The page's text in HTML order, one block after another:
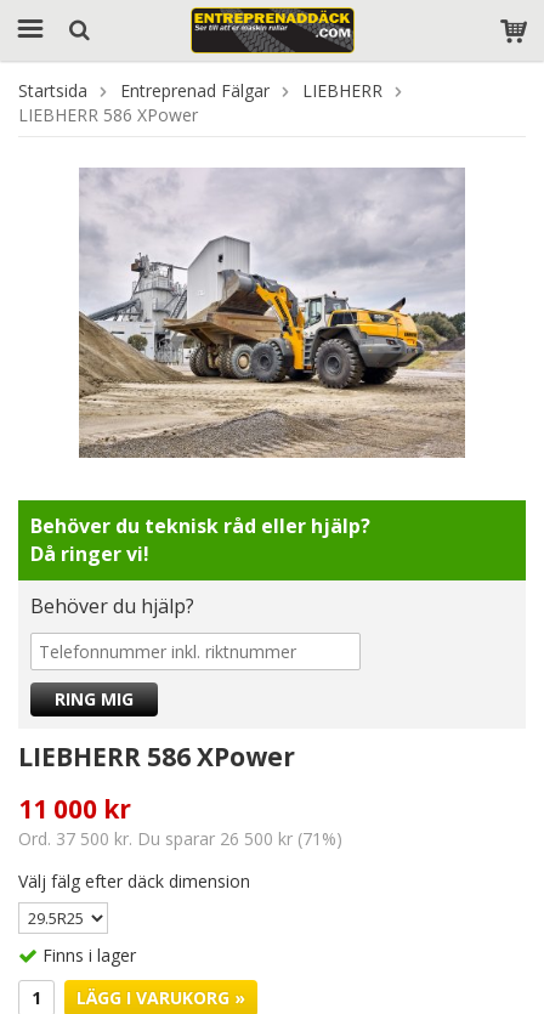
Startsida Entreprenad Fälgar
LIEBHERR
LIEBHERR 586 XPower
Behöver du teknisk råd eller hjälp?
Då ringer vi!
Behöver du hjälp?
LIEBHERR 586 XPower
11 000 kr
Ord. 37 500 kr. Du sparar 26 500 kr (71%)
Välj fälg efter däck dimension
Finns i lager
LÄGG I VARUKORG »